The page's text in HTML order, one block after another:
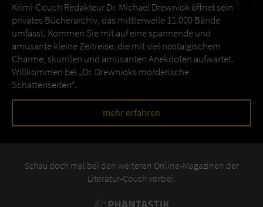
Krimi-Couch Redakteur Dr. Michael Drewniok öffnet sein
privates Bücherarchiv, das mittlerweile 11.000 Bände
umfasst. Kommen Sie mit auf eine spannende und
amüsante kleine Zeitreise, die mit viel nostalgischem
Charme, skurrilen und amüsanten Anekdoten aufwartet.
Willkommen bei „Dr. Drewnioks mörderische
Schattenseiten“.
mehr erfahren
Schau doch mal bei den weiteren Online-Magazinen der
Literatur-Couch vorbei: